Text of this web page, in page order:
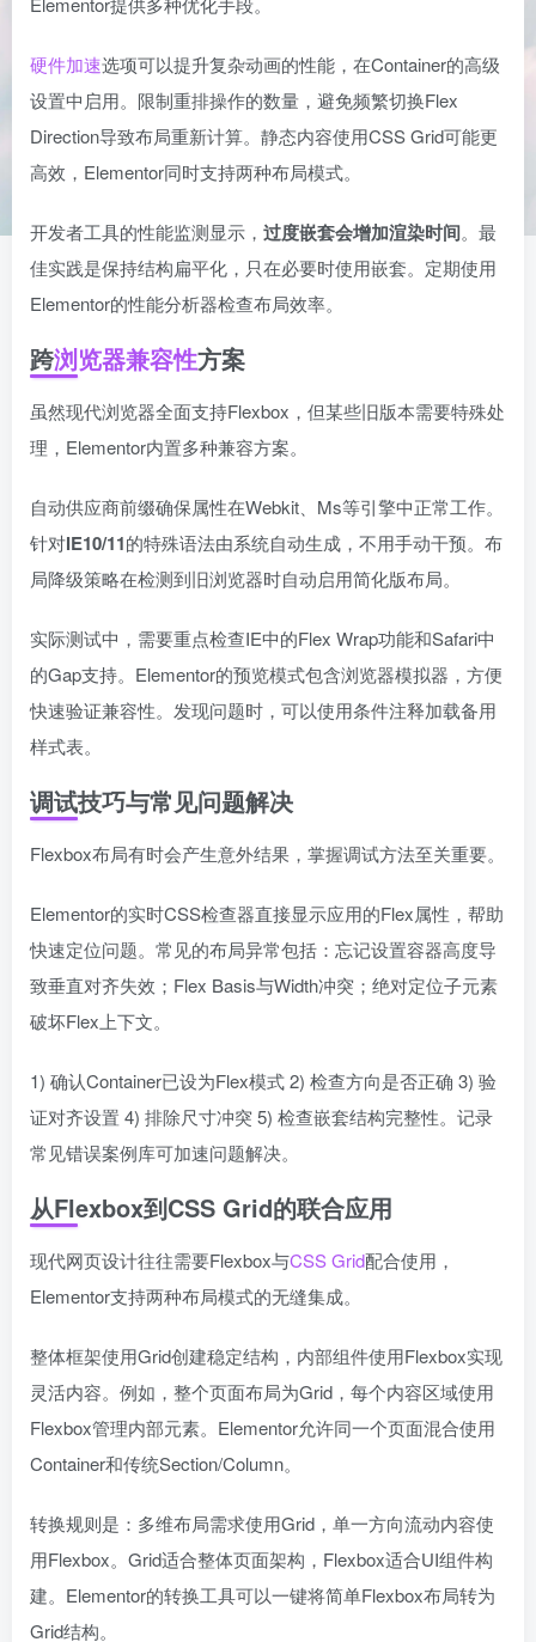
硬件加速选项可以提升复杂动画的性能，在Container的高级
设置中启用。限制重排操作的数量，避免频繁切换Flex
Direction导致布局重新计算。静态内容使用CSS Grid可能更
高效，Elementor同时支持两种布局模式。
开发者工具的性能监测显示， 过度嵌套会增加渲染时间。最
佳实践是保持结构扁平化，只在必要时使用嵌套。定期使用
Elementor的性能分析器检查布局效率。
跨浏览器兼容性方案
虽然现代浏览器全面支持Flexbox，但某些旧版本需要特殊处
理，Elementor内置多种兼容方案。
自动供应商前缀确保属性在Webkit、Ms等引擎中正常工作。
针对IE10/11的特殊语法由系统自动生成，不用手动干预。布
局降级策略在检测到旧浏览器时自动启用简化版布局。
实际测试中，需要重点检查IE中的Flex Wrap功能和Safari中
的Gap支持。Elementor的预览模式包含浏览器模拟器，方便
快速验证兼容性。发现问题时，可以使用条件注释加载备用
样式表。
调试技巧与常见问题解决
Flexbox布局有时会产生意外结果，掌握调试方法至关重要。
Elementor的实时CSS检查器直接显示应用的Flex属性，帮助
快速定位问题。常见的布局异常包括：忘记设置容器高度导
致垂直对齐失效；Flex Basis与Width冲突；绝对定位子元素
破坏Flex上下文。
1) 确认Container已设为Flex模式 2) 检查方向是否正确 3) 验
证对齐设置 4) 排除尺寸冲突 5) 检查嵌套结构完整性。记录
常见错误案例库可加速问题解决。
从Flexbox到CSS Grid的联合应用
现代网页设计往往需要Flexbox与CSS Grid配合使用，
Elementor支持两种布局模式的无缝集成。
整体框架使用Grid创建稳定结构，内部组件使用Flexbox实现
灵活内容。例如，整个页面布局为Grid，每个内容区域使用
Flexbox管理内部元素。Elementor允许同一个页面混合使用
Container和传统Section/Column。
转换规则是：多维布局需求使用Grid，单一方向流动内容使
用Flexbox。Grid适合整体页面架构，Flexbox适合UI组件构
建。Elementor的转换工具可以一键将简单Flexbox布局转为
Grid结构。